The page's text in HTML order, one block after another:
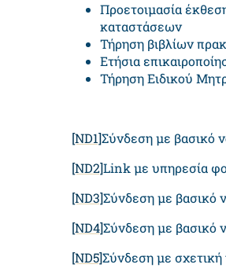
Προετοιμασία
καταστάσεων
Τήρηση βιβλίων
Ετήσια
Τήρηση Ειδικού
[ND1]Σύνδεση με βασικό
[ND2]Link με υπηρεσία
[ND3]Σύνδεση με βασικό
[ND4]Σύνδεση με βασικό
[ND5]Σύνδεση με σχετική